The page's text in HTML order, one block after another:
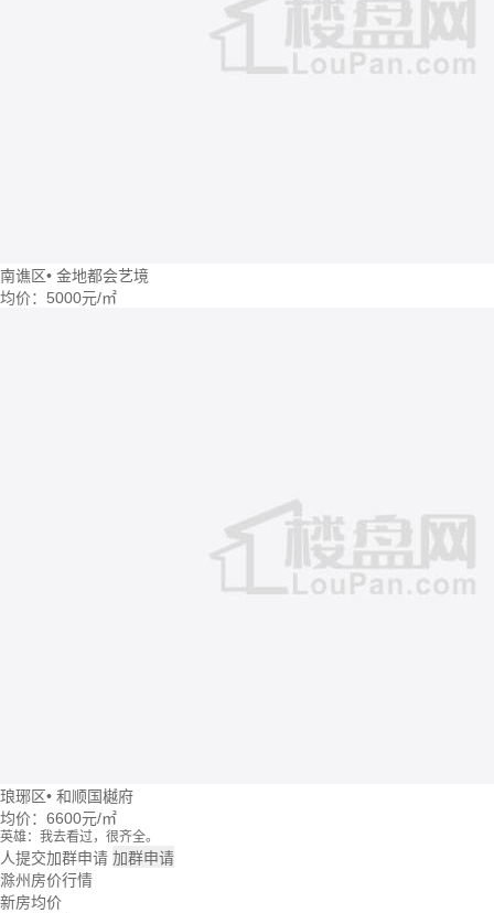
南谯区• 金地都会艺境
均价： 5000元/㎡
琅琊区• 和顺国樾府
均价： 6600元/㎡
英雄：我去看过，很齐全。
牛转乾坤：这个楼盘价格波动大么？
回忆：我建议你们去楼盘看看。
大头：也可以直接咨询置业管家。
吃了么：什么时候大家一起去看看。
人提交加群申请 加群申请
滁州房价行情
新房均价